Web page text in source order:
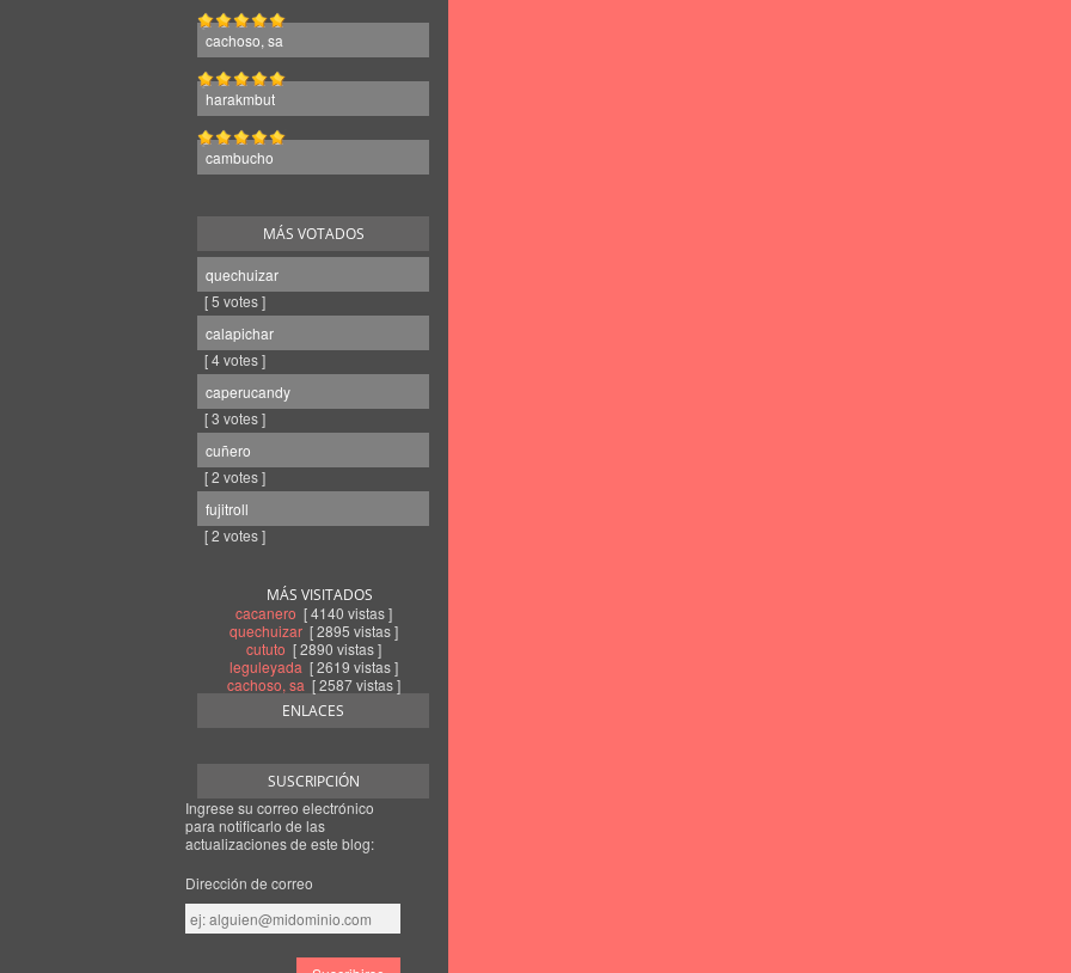
cachoso, sa
harakmbut
cambucho
MÁS VOTADOS
quechuizar
[ 5 votes ]
calapichar
[ 4 votes ]
caperucandy
[ 3 votes ]
cuñero
[ 2 votes ]
fujitroll
[ 2 votes ]
MÁS VISITADOS
cacanero [ 4140 vistas ]
quechuizar [ 2895 vistas ]
cututo [ 2890 vistas ]
leguleyada [ 2619 vistas ]
cachoso, sa [ 2587 vistas ]
ENLACES
SUSCRIPCIÓN
Ingrese su correo electrónico
para notificarlo de las
actualizaciones de este blog:
Dirección de correo
Dirección
de